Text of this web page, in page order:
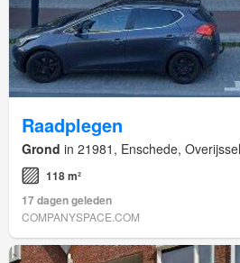
Raadplegen
Grond in 21981, Enschede, Overijssel
118 m²
17 dagen geleden
COMPANYSPACE.COM